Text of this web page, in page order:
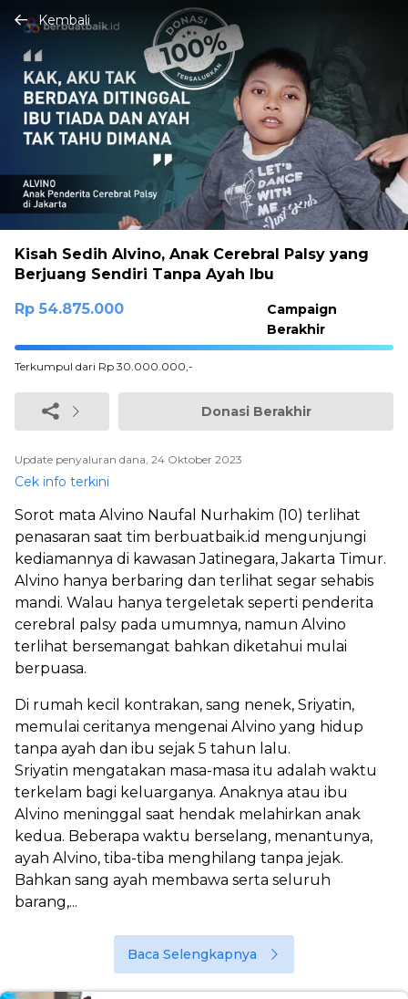
Kembali
Kisah Sedih Alvino, Anak Cerebral Palsy yang
Berjuang Sendiri Tanpa Ayah Ibu
Rp 54.875.000
Campaign
Berakhir
100%
Terkumpul dari Rp 30.000.000,-
Donasi Berakhir
Update penyaluran dana, 24 Oktober 2023
Cek info terkini
Sorot mata Alvino Naufal Nurhakim (10) terlihat
penasaran saat tim berbuatbaik.id mengunjungi
kediamannya di kawasan Jatinegara, Jakarta Timur.
Alvino hanya berbaring dan terlihat segar sehabis
mandi. Walau hanya tergeletak seperti penderita
cerebral palsy pada umumnya, namun Alvino
terlihat bersemangat bahkan diketahui mulai
berpuasa.
Di rumah kecil kontrakan, sang nenek, Sriyatin,
memulai ceritanya mengenai Alvino yang hidup
tanpa ayah dan ibu sejak 5 tahun lalu.
Sriyatin mengatakan masa-masa itu adalah waktu
terkelam bagi keluarganya. Anaknya atau ibu
Alvino meninggal saat hendak melahirkan anak
kedua. Beberapa waktu berselang, menantunya,
ayah Alvino, tiba-tiba menghilang tanpa jejak.
Bahkan sang ayah membawa serta seluruh
barang,...
Baca Selengkapnya